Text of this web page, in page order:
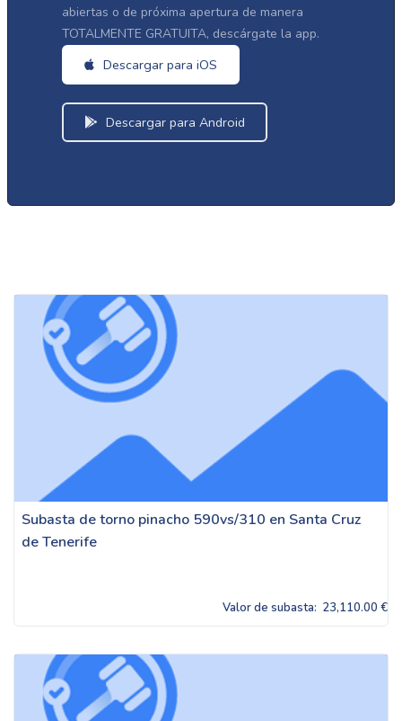
abiertas o de próxima apertura de manera
TOTALMENTE GRATUITA, descárgate la app.
Descargar para iOS
Descargar para Android
Subasta de torno pinacho 590vs/310 en Santa Cruz
de Tenerife
Valor de subasta: 23,110.00 €